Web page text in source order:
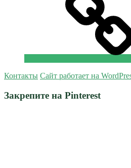
Контакты Сайт работает на
Закрепите на Pinterest